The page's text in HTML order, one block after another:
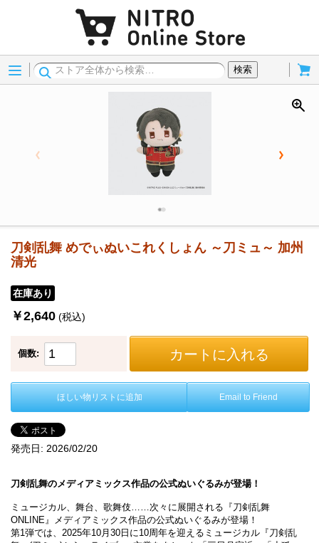
Menu
検索
刀剣乱舞 めでぃぬいこれくしょん ～刀ミュ～ 加州
清光
在庫あり
￥2,640 (税込)
個数: カートに入れる
ほしい物リストに追加 Email to Friend
発売日: 2026/02/20
刀剣乱舞のメディアミックス作品の公式ぬいぐるみが登場！
ミュージカル、舞台、歌舞伎……次々に展開される『刀剣乱舞
ONLINE』メディアミックス作品の公式ぬいぐるみが登場！
第1弾では、2025年10月30日に10周年を迎えるミュージカル『刀剣乱